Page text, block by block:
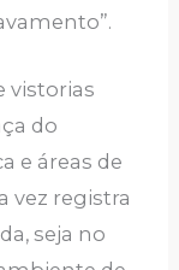
vistorias
do
e áreas de
vez registra
seja no